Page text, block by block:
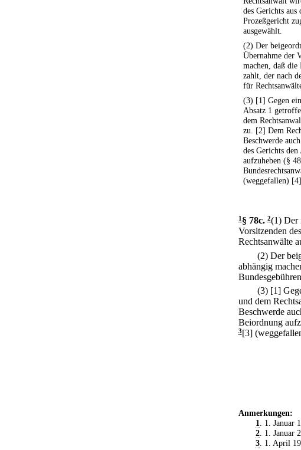
des Gerichts
Prozeßgericht
ausgewählt.
(2) Der
Übernahme der
machen, daß die
zahlt, der nach
für
(3) [1] Gegen
Absatz 1
dem
zu. [2] Dem
Beschwerde
des Gerichts
aufzuheben (§
(weggefallen)
1§ 78c. 2(1) Der
Vorsitzenden
Rechtsanwälte
(2) Der
abhängig
(3) [1]
und dem
Beschwerde
Beiordnung
3[3]
Anmerkungen:
1
. 1.
2. 1. Januar
3. 1. April